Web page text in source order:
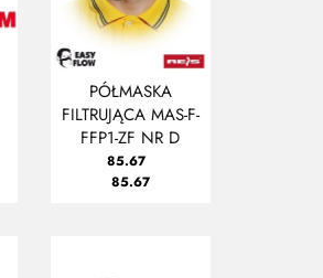
PÓŁMASKA
FILTRUJĄCA MAS-F-
FFP1-ZF NR D
85.67
85.67